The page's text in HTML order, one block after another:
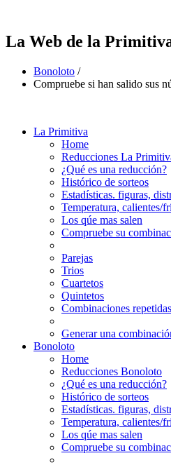
La Web de la
Bonoloto /
Compruebe si han salido sus
La Primitiva
Home
Reducciones La
¿Qué es una reducción?
Histórico de sorteos
Estadísticas. figuras,
Temperatura, calientes/
Los qúe mas salen
Compruebe su
Parejas
Trios
Cuartetos
Quintetos
Combinaciones repetidas
Generar una
Bonoloto
Home
Reducciones Bonoloto
¿Qué es una reducción?
Histórico de sorteos
Estadísticas. figuras,
Temperatura, calientes/
Los qúe mas salen
Compruebe su